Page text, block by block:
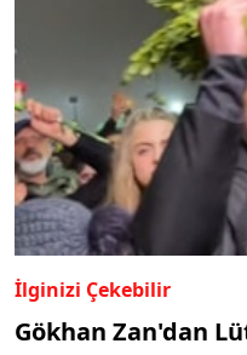
İlginizi Çekebilir
Gökhan Zan'dan